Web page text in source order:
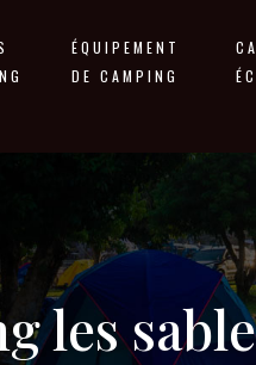
ÉQUIPEMENT
DE CAMPING
les